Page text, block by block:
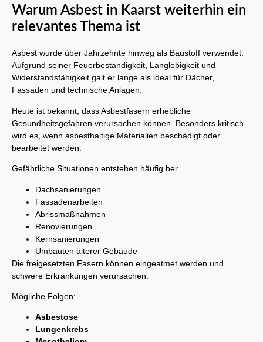
Warum Asbest in Kaarst weiterhin ein
relevantes Thema ist
Asbest wurde über Jahrzehnte hinweg als Baustoff verwendet.
Aufgrund seiner Feuerbeständigkeit, Langlebigkeit und
Widerstandsfähigkeit galt er lange als ideal für Dächer,
Fassaden und technische Anlagen.
Heute ist bekannt, dass Asbestfasern erhebliche
Gesundheitsgefahren verursachen können. Besonders kritisch
wird es, wenn asbesthaltige Materialien beschädigt oder
bearbeitet werden.
Gefährliche Situationen entstehen häufig bei:
Dachsanierungen
Fassadenarbeiten
Abrissmaßnahmen
Renovierungen
Kernsanierungen
Umbauten älterer Gebäude
Die freigesetzten Fasern können eingeatmet werden und
schwere Erkrankungen verursachen.
Mögliche Folgen:
Asbestose
Lungenkrebs